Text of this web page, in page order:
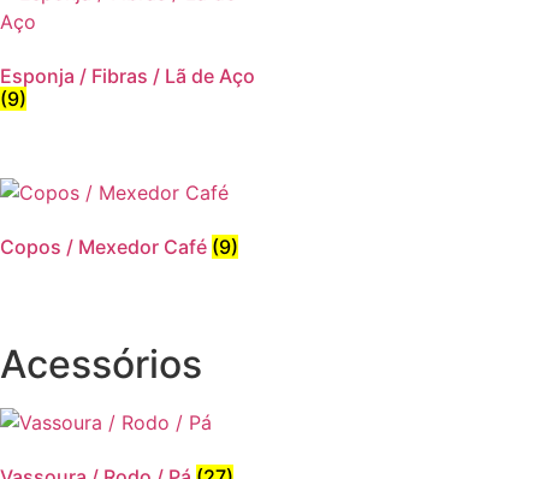
Esponja / Fibras / Lã de Aço
(9)
Copos / Mexedor Café (9)
Acessórios